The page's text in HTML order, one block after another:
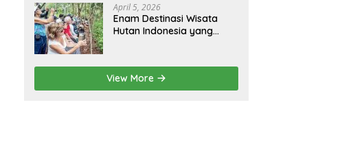
April 5, 2026
Enam Destinasi Wisata
Hutan Indonesia yang
View More